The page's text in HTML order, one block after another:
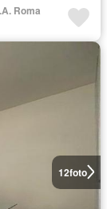
Roma
12foto